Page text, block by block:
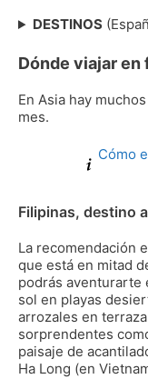
DESTINOS
Dónde viajar en
En Asia hay
mes.
Cómo
Filipinas, destino
La recomendación
que está en mitad
podrás aventurarte
sol en playas
arrozales en
sorprendentes
paisaje de
Ha Long (en